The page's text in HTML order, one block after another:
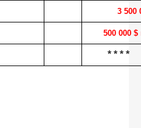
3 500
500 000 $
* * * *